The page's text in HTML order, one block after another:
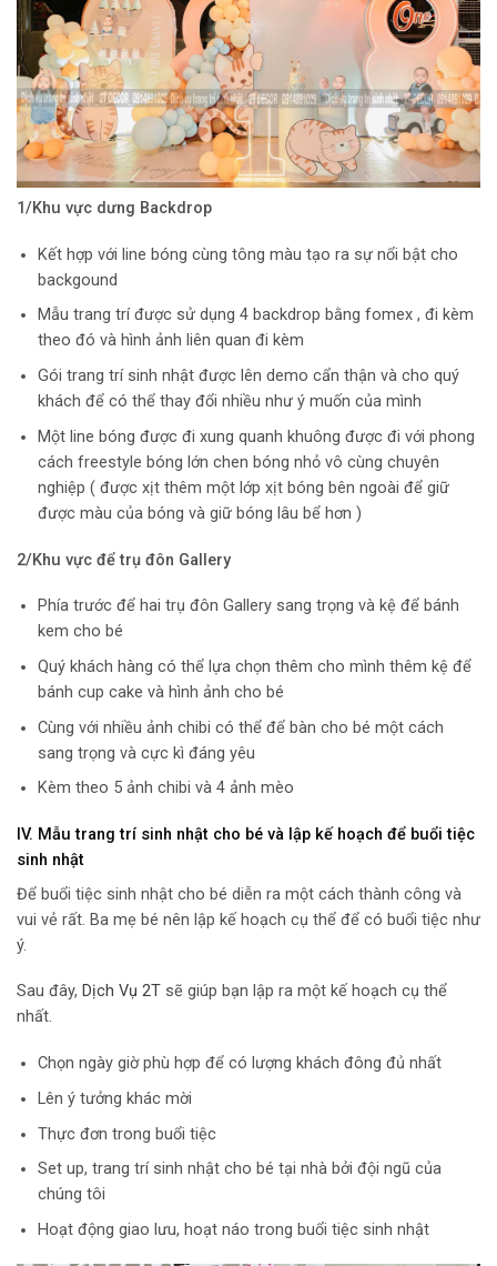
1/Khu vực dưng Backdrop
Kết hợp với line bóng cùng tông màu tạo ra sự nổi bật cho
backgound
Mẫu trang trí được sử dụng 4 backdrop bằng fomex , đi kèm
theo đó và hình ảnh liên quan đi kèm
Gói trang trí sinh nhật được lên demo cẩn thận và cho quý
khách để có thể thay đổi nhiều như ý muốn của mình
Một line bóng được đi xung quanh khuông được đi với phong
cách freestyle bóng lớn chen bóng nhỏ vô cùng chuyên
nghiệp ( được xịt thêm một lớp xịt bóng bên ngoài để giữ
được màu của bóng và giữ bóng lâu bể hơn )
2/Khu vực để trụ đôn Gallery
Phía trước để hai trụ đôn Gallery sang trọng và kệ để bánh
kem cho bé
Quý khách hàng có thể lựa chọn thêm cho mình thêm kệ để
bánh cup cake và hình ảnh cho bé
Cùng với nhiều ảnh chibi có thể để bàn cho bé một cách
sang trọng và cực kì đáng yêu
Kèm theo 5 ảnh chibi và 4 ảnh mèo
IV. Mẫu trang trí sinh nhật cho bé và lập kế hoạch để buổi tiệc
sinh nhật
Để buổi tiệc sinh nhật cho bé diễn ra một cách thành công và
vui vẻ rất. Ba mẹ bé nên lập kế hoạch cụ thể để có buổi tiệc như
ý.
Sau đây, Dịch Vụ 2T sẽ giúp bạn lập ra một kế hoạch cụ thể
nhất.
Chọn ngày giờ phù hợp để có lượng khách đông đủ nhất
Lên ý tưởng khác mời
Thực đơn trong buổi tiệc
Set up, trang trí sinh nhật cho bé tại nhà bởi đội ngũ của
chúng tôi
Hoạt động giao lưu, hoạt náo trong buổi tiệc sinh nhật